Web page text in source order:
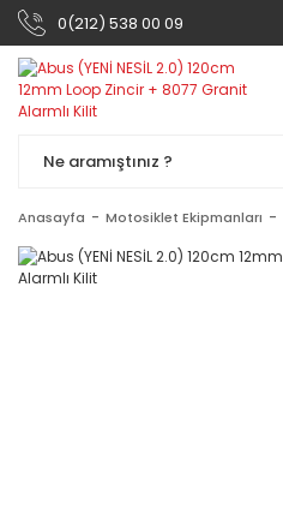
0(212) 538 00 09
Anasayfa Motosiklet Ekipmanları